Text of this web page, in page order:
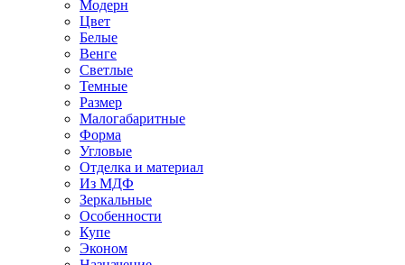
Модерн
Цвет
Белые
Венге
Светлые
Темные
Размер
Малогабаритные
Форма
Угловые
Отделка и материал
Из МДФ
Зеркальные
Особенности
Купе
Эконом